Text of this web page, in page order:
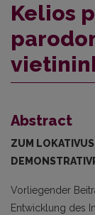
Kelios
Abstract
ZUM
Vorliegender
Entwicklung des